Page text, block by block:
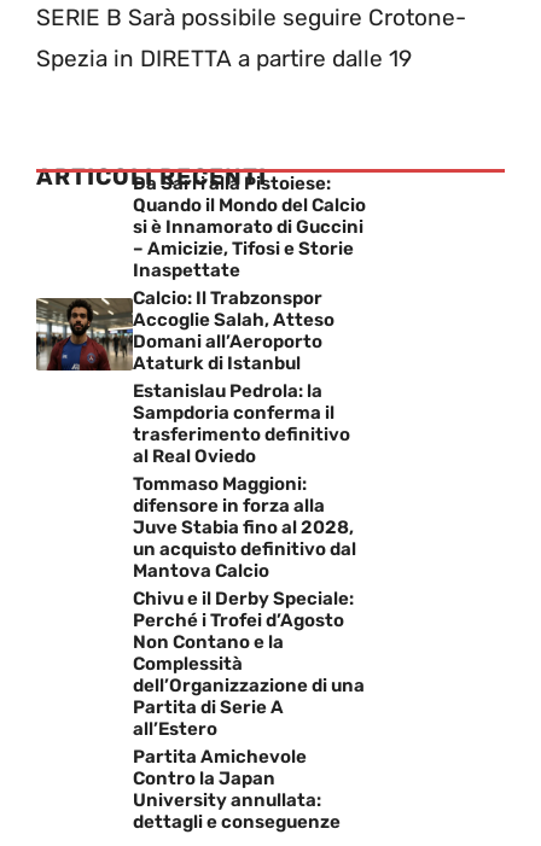
SERIE B Sarà possibile seguire Crotone-
Spezia in DIRETTA a partire dalle 19
ARTICOLI RECENTI
Da Sarri alla Pistoiese:
Quando il Mondo del Calcio
si è Innamorato di Guccini
– Amicizie, Tifosi e Storie
Inaspettate
Calcio: Il Trabzonspor
Accoglie Salah, Atteso
Domani all’Aeroporto
Ataturk di Istanbul
Estanislau Pedrola: la
Sampdoria conferma il
trasferimento definitivo
al Real Oviedo
Tommaso Maggioni:
difensore in forza alla
Juve Stabia fino al 2028,
un acquisto definitivo dal
Mantova Calcio
Chivu e il Derby Speciale:
Perché i Trofei d’Agosto
Non Contano e la
Complessità
dell’Organizzazione di una
Partita di Serie A
all’Estero
Partita Amichevole
Contro la Japan
University annullata:
dettagli e conseguenze